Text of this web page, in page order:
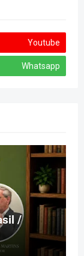
Youtube
Whatsapp
/